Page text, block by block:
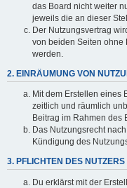
das Board nicht weiter
jeweils die an dieser
Der Nutzungsvertrag
von beiden Seiten ohne
werden.
2. EINRÄUMUNG VON
Mit dem Erstellen eines
zeitlich und räumlich
Beitrag im Rahmen des
Das Nutzungsrecht
Kündigung des
3. PFLICHTEN DES NUTZERS
Du erklärst mit der